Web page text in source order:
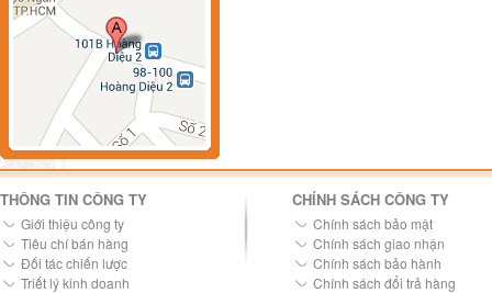
THÔNG TIN CÔNG TY
Giới thiệu công ty
Tiêu chí bán hàng
Đối tác chiến lược
Triết lý kinh doanh
CHÍNH SÁCH CÔNG TY
Chính sách bảo mật
Chính sách giao nhận
Chính sách bảo hành
Chính sách đổi trả hàng